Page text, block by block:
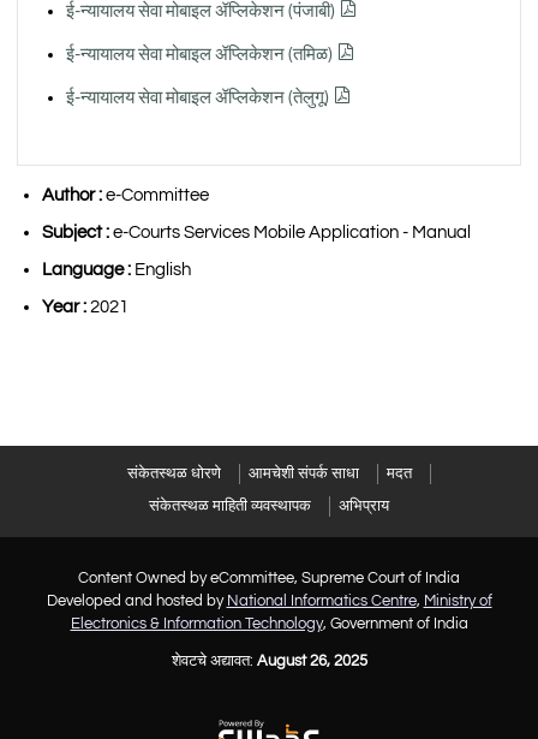
ई-न्यायालय सेवा मोबाइल ॲप्लिकेशन (पंजाबी)
ई-न्यायालय सेवा मोबाइल ॲप्लिकेशन (तमिळ)
ई-न्यायालय सेवा मोबाइल ॲप्लिकेशन (तेलुगू)
Author : e-Committee
Subject : e-Courts Services Mobile Application - Manual
Language : English
Year : 2021
संकेतस्थळ धोरणे आमचेशी संपर्क साधा
मदत
संकेतस्थळ माहिती व्यवस्थापक
अभिप्राय
Content Owned by eCommittee, Supreme Court of India
Developed and hosted by National Informatics Centre, Ministry of
Electronics & Information Technology, Government of India
शेवटचे अद्यावत: August 26, 2025